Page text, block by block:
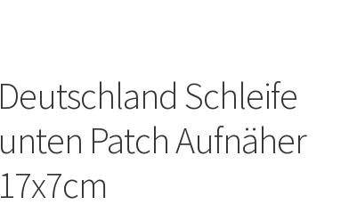
Deutschland Schleife
unten Patch Aufnäher
17x7cm